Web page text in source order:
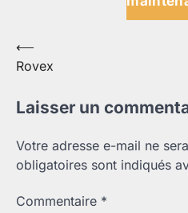
Navigation
de
l’article
⟵
Rovex
Laisser un
Votre adresse e-mail ne
obligatoires sont indiqués
Commentaire *